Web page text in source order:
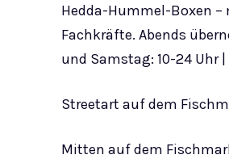
Hedda-Hummel-Boxen
Fachkräfte. Abends
und Samstag: 10-24 Uhr
Streetart auf dem
Mitten auf dem